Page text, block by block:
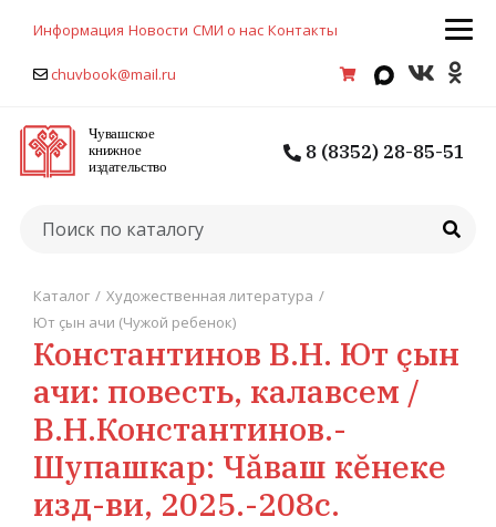
Информация Новости СМИ о нас Контакты
chuvbook@mail.ru
8 (8352) 28-85-51
Каталог / Художественная литература /
Ют çын ачи (Чужой ребенок)
Константинов В.Н. Ют çын
ачи: повесть, калавсем /
В.Н.Константинов.-
Шупашкар: Чăваш кĕнеке
изд-ви, 2025.-208с.